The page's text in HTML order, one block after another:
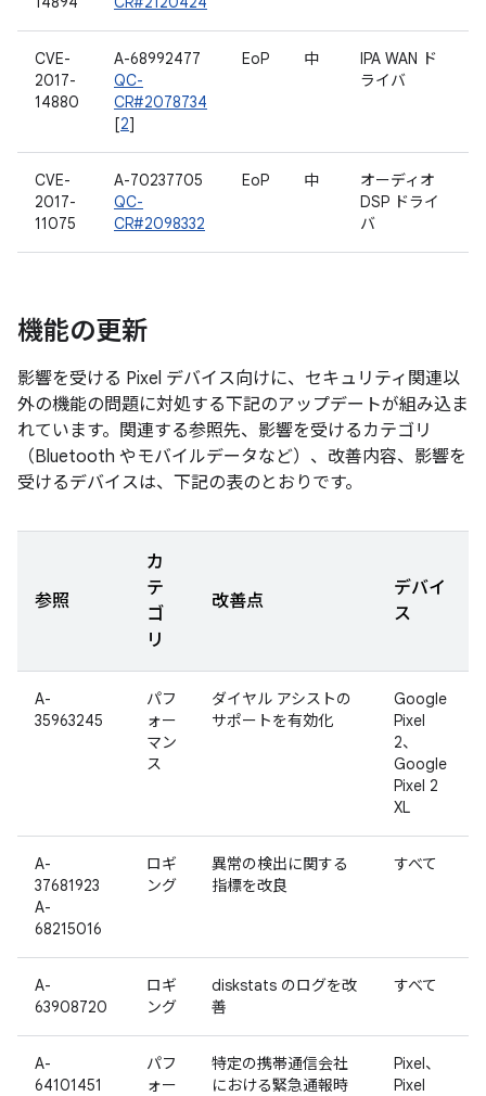
CVE-
2017-
14880
A-68992477
QC-
CR#2078734
[2]
EoP 中
IPA WAN ド
ライバ
CVE-
2017-
11075
A-70237705
QC-
CR#2098332
EoP 中
オーディオ
DSP ドライ
バ
機能の更新
影響を受ける Pixel デバイス向けに、セキュリティ関連以
外の機能の問題に対処する下記のアップデートが組み込ま
れています。関連する参照先、影響を受けるカテゴリ
（Bluetooth やモバイルデータなど）、改善内容、影響を
受けるデバイスは、下記の表のとおりです。
参照
カ
テ
ゴ
リ
改善点
デバイ
ス
A-
35963245
パフ
ォー
マン
ス
ダイヤル アシストの
サポートを有効化
Google
Pixel
2、
Google
Pixel 2
XL
A-
37681923
A-
68215016
ロギ
ング
異常の検出に関する
指標を改良
すべて
A-
63908720
ロギ
ング
diskstats のログを改
善
すべて
A-
64101451
パフ
ォー
特定の携帯通信会社
における緊急通報時
Pixel、
Pixel